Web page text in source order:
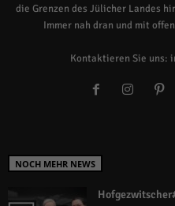
die Grenzen des Jülicher Landes
Immer nah dran und mit
Kontaktieren Sie uns:
NOCH MEHR NEWS